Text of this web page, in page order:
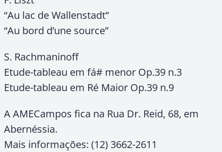
“Au lac de Wallenstadt”
“Au bord d’une source”
S. Rachmaninoff
Etude-tableau em fá# menor Op.39 n.3
Etude-tableau em Ré Maior Op.39 n.9
A AMECampos fica na Rua Dr. Reid, 68, em
Abernéssia.
Mais informações: (12) 3662-2611